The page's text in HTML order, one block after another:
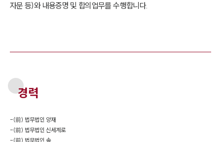
자문 등)와 내용증명 및 합의업무를 수행합니다.
경력
-(前) 법무법인 양재
-(前) 법무법인 신세계로
-(前) 법무법인 솔